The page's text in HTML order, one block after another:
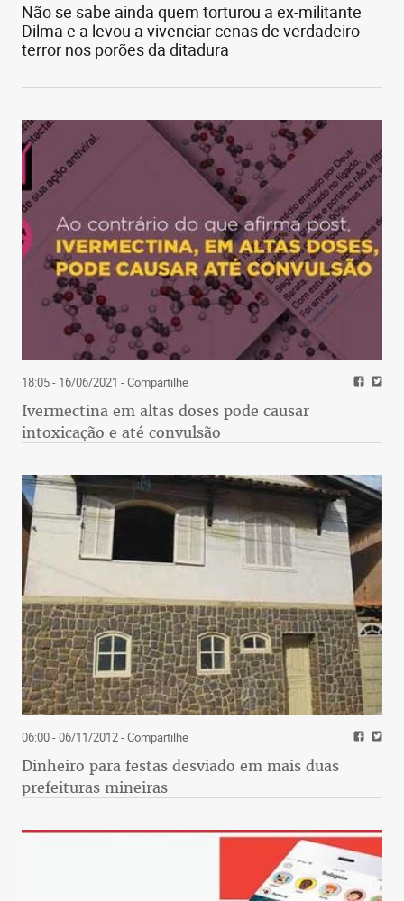
Não se sabe ainda quem torturou a ex-militante
Dilma e a levou a vivenciar cenas de verdadeiro
terror nos porões da ditadura
18:05 - 16/06/2021 - Compartilhe
Ivermectina em altas doses pode causar
intoxicação e até convulsão
06:00 - 06/11/2012- Compartilhe
Dinheiro para festas desviado em mais duas
prefeituras mineiras